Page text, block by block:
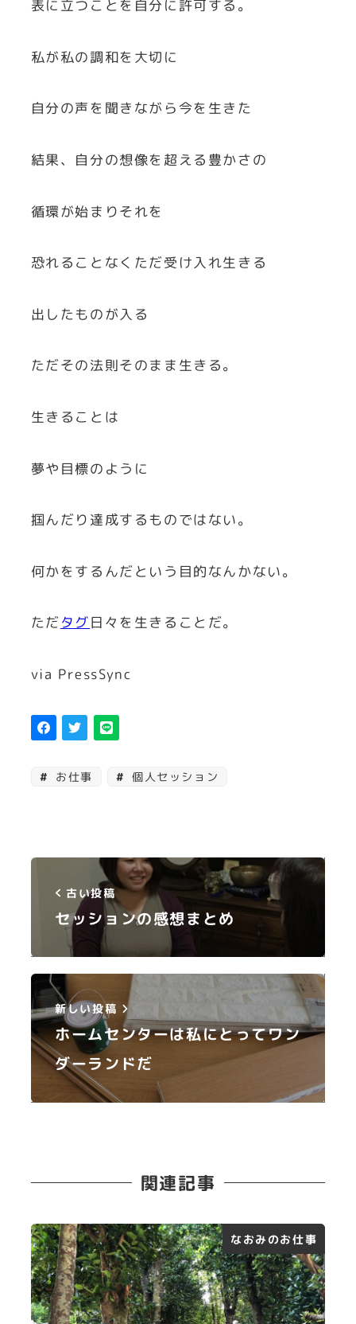
表に立つことを自分に許可する。
私が私の調和を大切に
自分の声を聞きながら今を生きた
結果、自分の想像を超える豊かさの
循環が始まりそれを
恐れることなくただ受け入れ生きる
出したものが入る
ただその法則そのまま生きる。
生きることは
夢や目標のように
掴んだり達成するものではない。
何かをするんだという目的なんかない。
ただ タグ日々を生きることだ。
via PressSync
お仕事 個人セッション
古い投稿
セッションの感想まとめ
新しい投稿
ホームセンターは私にとってワン
ダーランドだ
関連記事
なおみのお仕事